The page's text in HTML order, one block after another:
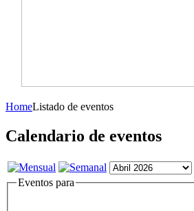
HomeListado de eventos
Calendario de eventos
Eventos para